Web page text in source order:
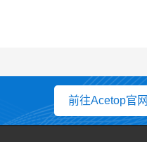
前往Acetop官网